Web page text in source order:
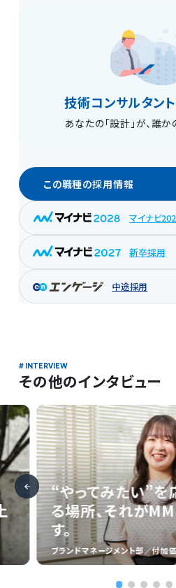
技術コンサルタン
あなたの「設計」が、誰か
この職種の採用情報
マイナビ
新卒採用
中途採用
その他のインタビュー
“やってみたい”を
る場所、それが
す。
ブランドマネージメント部／付加